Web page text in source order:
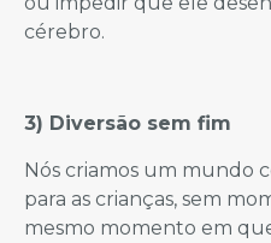
cérebro.
3) Diversão sem fim
Nós criamos um mundo
para as crianças, sem
mesmo momento em